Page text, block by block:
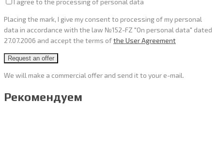
I agree to the processing of personal data
Placing the mark, I give my consent to processing of my personal
data in accordance with the law №152-FZ "On personal data" dated
27.07.2006 and accept the terms ofthe User Agreement
We will make a commercial offer and send it to your e-mail.
Рекомендуем